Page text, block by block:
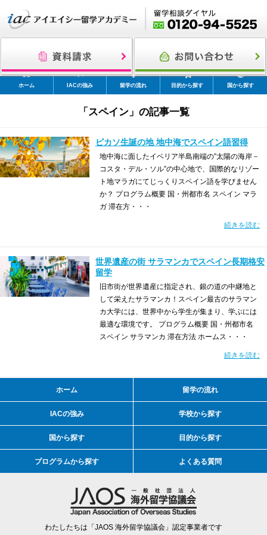
ホーム IACの強み 留学の流れ 目的から探す 国から探す
「スペイン」の記事一覧
ピカソ生誕の地 地中海でスペイン語習得
地中海に面したイベリア半島南端の”太陽の海岸－
コスタ・デル・ソル”の中心地で、国際的なリゾー
ト地マラガにてじっくりスペイン語を学びません
か？ プログラム概要 国・州都市名 スペイン マラ
ガ 滞在方・・・
続きを読む
世界遺産の街 サラマンカでスペイン長期格安
留学
旧市街が世界遺産に指定され、銀の道の中継地と
して栄えたサラマンカ！スペイン最古のサラマン
カ大学には、世界中から学生が集まり、学ぶには
最適な環境です。 プログラム概要 国・州都市名
スペイン サラマンカ 滞在方法 ホームス・・・
続きを読む
ホーム 留学の流れ
IACの強み 学校から探す
国から探す 目的から探す
プログラムから探す よくある質問
わたしたちは「JAOS 海外留学協議会」認定事業者です